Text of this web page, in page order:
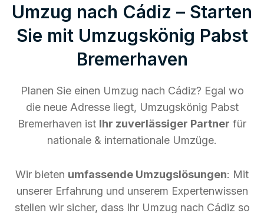
Umzug nach Cádiz – Starten
Sie mit Umzugskönig Pabst
Bremerhaven
Planen Sie einen Umzug nach Cádiz? Egal wo
die neue Adresse liegt, Umzugskönig Pabst
Bremerhaven ist Ihr zuverlässiger Partner für
nationale & internationale Umzüge.
Wir bieten umfassende Umzugslösungen: Mit
unserer Erfahrung und unserem Expertenwissen
stellen wir sicher, dass Ihr Umzug nach Cádiz so